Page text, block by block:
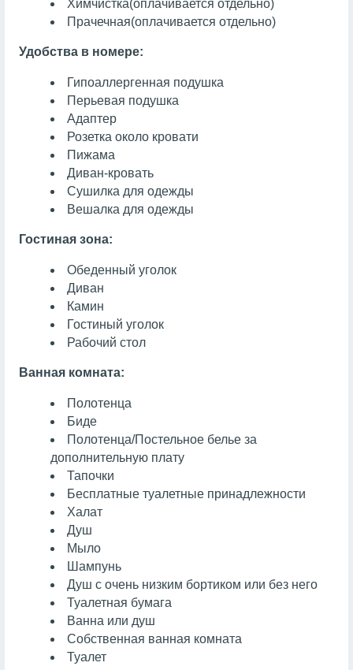
Химчистка(оплачивается отдельно)
Прачечная(оплачивается отдельно)
Удобства в номере:
Гипоаллергенная подушка
Перьевая подушка
Адаптер
Розетка около кровати
Пижама
Диван-кровать
Сушилка для одежды
Вешалка для одежды
Гостиная зона:
Обеденный уголок
Диван
Камин
Гостиный уголок
Рабочий стол
Ванная комната:
Полотенца
Биде
Полотенца/Постельное белье за
дополнительную плату
Тапочки
Бесплатные туалетные принадлежности
Халат
Душ
Мыло
Шампунь
Душ с очень низким бортиком или без него
Туалетная бумага
Ванна или душ
Собственная ванная комната
Туалет